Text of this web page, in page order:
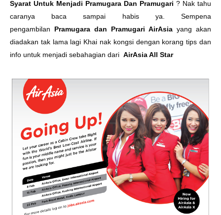
Syarat Untuk Menjadi Pramugara Dan Pramugari ? Nak tahu
caranya baca sampai habis ya. Sempena
pengambilan Pramugara dan Pramugari AirAsia yang akan
diadakan tak lama lagi Khai nak kongsi dengan korang tips dan
info untuk menjadi sebahagian dari AirAsia All Star